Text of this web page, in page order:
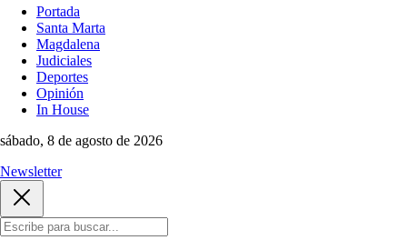
Portada
Santa Marta
Magdalena
Judiciales
Deportes
Opinión
In House
sábado, 8 de agosto de 2026
Newsletter